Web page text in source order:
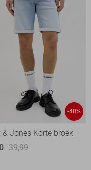
-40%
& Jones Korte broek
39,99